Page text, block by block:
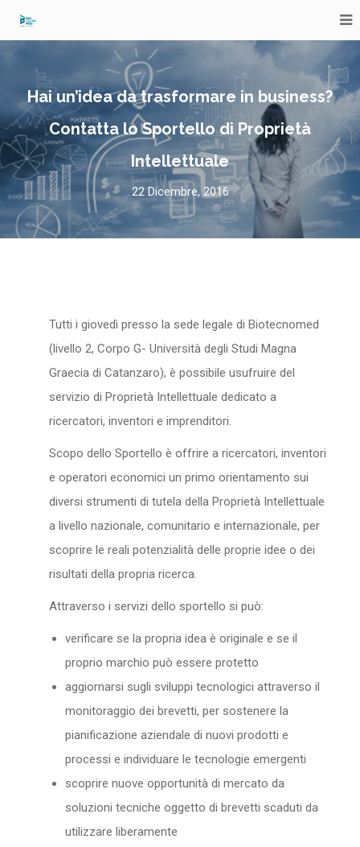
Hai un’idea da trasformare in business?
Contatta lo Sportello di Proprietà
Intellettuale
22 Dicembre, 2016
Tutti i giovedì presso la sede legale di Biotecnomed
(livello 2, Corpo G- Università degli Studi Magna
Graecia di Catanzaro), è possibile usufruire del
servizio di Proprietà Intellettuale dedicato a
ricercatori, inventori e imprenditori.
Scopo dello Sportello è offrire a ricercatori, inventori
e operatori economici un primo orientamento sui
diversi strumenti di tutela della Proprietà Intellettuale
a livello nazionale, comunitario e internazionale, per
scoprire le reali potenzialità delle proprie idee o dei
risultati della propria ricerca.
Attraverso i servizi dello sportello si può:
verificare se la propria idea è originale e se il
proprio marchio può essere protetto
aggiornarsi sugli sviluppi tecnologici attraverso il
monitoraggio dei brevetti, per sostenere la
pianificazione aziendale di nuovi prodotti e
processi e individuare le tecnologie emergenti
scoprire nuove opportunità di mercato da
soluzioni tecniche oggetto di brevetti scaduti da
utilizzare liberamente